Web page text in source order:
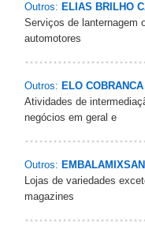
Outros: ELIAS BRILHO
Serviços de lanternagem
automotores
Outros: ELO
Atividades de
negócios em geral e
Outros:
Lojas de variedades
magazines